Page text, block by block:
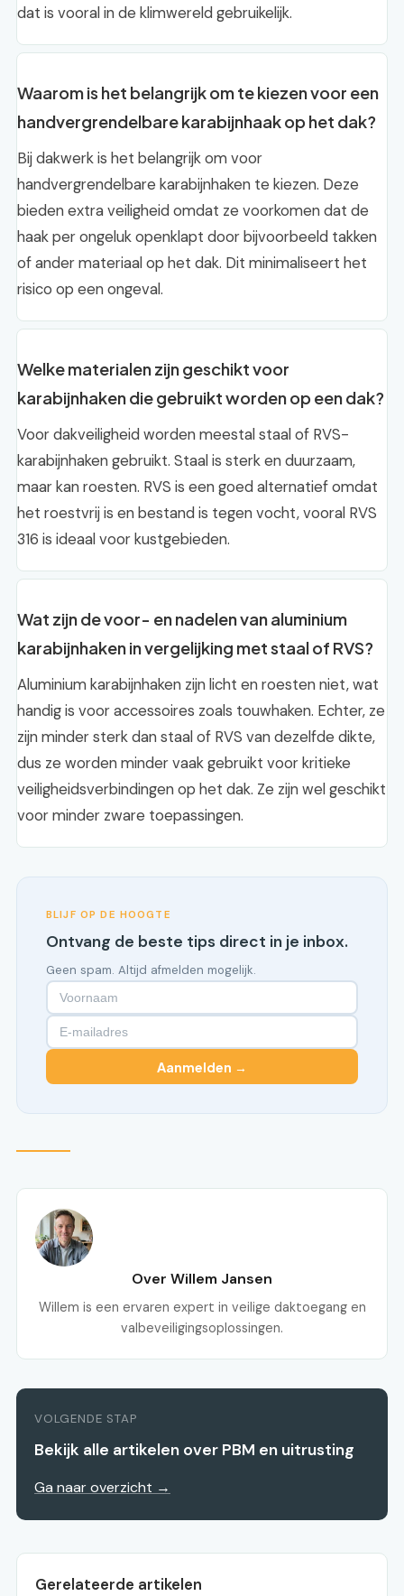
dat is vooral in de klimwereld gebruikelijk.
Waarom is het belangrijk om te kiezen voor een
handvergrendelbare karabijnhaak op het dak?
Bij dakwerk is het belangrijk om voor
handvergrendelbare karabijnhaken te kiezen. Deze
bieden extra veiligheid omdat ze voorkomen dat de
haak per ongeluk openklapt door bijvoorbeeld takken
of ander materiaal op het dak. Dit minimaliseert het
risico op een ongeval.
Welke materialen zijn geschikt voor
karabijnhaken die gebruikt worden op een dak?
Voor dakveiligheid worden meestal staal of RVS-
karabijnhaken gebruikt. Staal is sterk en duurzaam,
maar kan roesten. RVS is een goed alternatief omdat
het roestvrij is en bestand is tegen vocht, vooral RVS
316 is ideaal voor kustgebieden.
Wat zijn de voor- en nadelen van aluminium
karabijnhaken in vergelijking met staal of RVS?
Aluminium karabijnhaken zijn licht en roesten niet, wat
handig is voor accessoires zoals touwhaken. Echter, ze
zijn minder sterk dan staal of RVS van dezelfde dikte,
dus ze worden minder vaak gebruikt voor kritieke
veiligheidsverbindingen op het dak. Ze zijn wel geschikt
voor minder zware toepassingen.
BLIJF OP DE HOOGTE
Ontvang de beste tips direct in je inbox.
Geen spam. Altijd afmelden mogelijk.
Aanmelden →
Over Willem Jansen
Willem is een ervaren expert in veilige daktoegang en
valbeveiligingsoplossingen.
VOLGENDE STAP
Bekijk alle artikelen over PBM en uitrusting
Ga naar overzicht →
Gerelateerde artikelen